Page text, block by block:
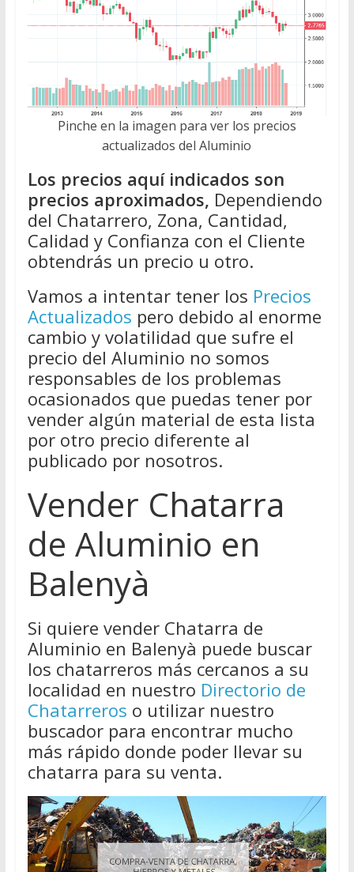
Pinche en la imagen para ver los precios
actualizados del Aluminio
Los precios aquí indicados son
precios aproximados, Dependiendo
del Chatarrero, Zona, Cantidad,
Calidad y Confianza con el Cliente
obtendrás un precio u otro.
Vamos a intentar tener los Precios
Actualizados pero debido al enorme
cambio y volatilidad que sufre el
precio del Aluminio no somos
responsables de los problemas
ocasionados que puedas tener por
vender algún material de esta lista
por otro precio diferente al
publicado por nosotros.
Vender Chatarra
de Aluminio en
Balenyà
Si quiere vender Chatarra de
Aluminio en Balenyà puede buscar
los chatarreros más cercanos a su
localidad en nuestro Directorio de
Chatarreros o utilizar nuestro
buscador para encontrar mucho
más rápido donde poder llevar su
chatarra para su venta.